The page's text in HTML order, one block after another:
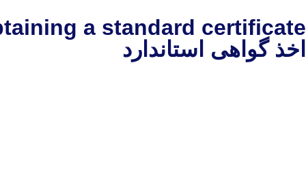
a standard certificate
اخذ گواهی استاندارد